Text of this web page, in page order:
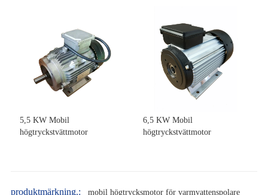
5,5 KW Mobil
högtryckstvättmotor
6,5 KW Mobil
högtryckstvättmotor
produktmärkning.:
mobil högtrycksmotor för varmvattenspolare